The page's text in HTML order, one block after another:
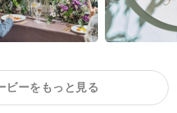
ビーをもっと見る